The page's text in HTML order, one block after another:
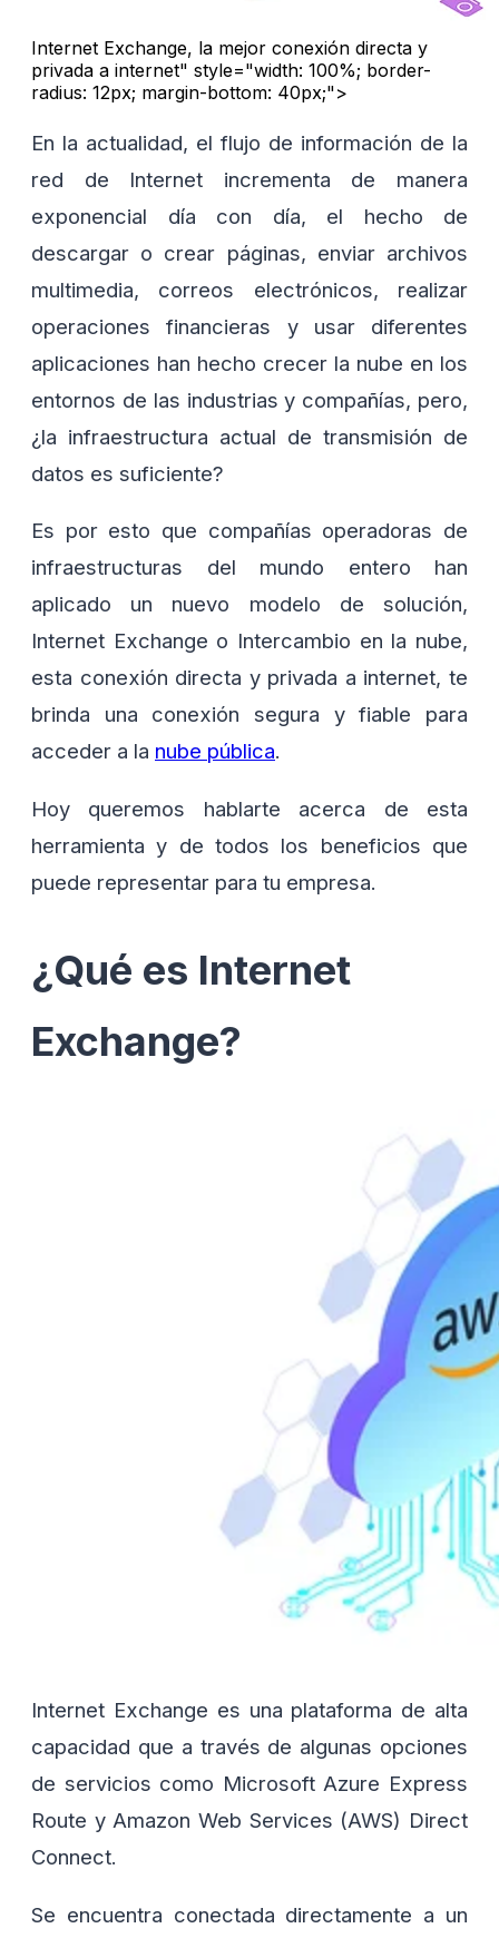
Internet Exchange, la mejor conexión directa y
privada a internet" style="width: 100%; border-
radius: 12px; margin-bottom: 40px;">
En la actualidad, el flujo de información de la
red de Internet incrementa de manera
exponencial día con día, el hecho de
descargar o crear páginas, enviar archivos
multimedia, correos electrónicos, realizar
operaciones financieras y usar diferentes
aplicaciones han hecho crecer la nube en los
entornos de las industrias y compañías, pero,
¿la infraestructura actual de transmisión de
datos es suficiente?
Es por esto que compañías operadoras de
infraestructuras del mundo entero han
aplicado un nuevo modelo de solución,
Internet Exchange o Intercambio en la nube,
esta conexión directa y privada a internet, te
brinda una conexión segura y fiable para
acceder a la nube pública.
Hoy queremos hablarte acerca de esta
herramienta y de todos los beneficios que
puede representar para tu empresa.
¿Qué es Internet
Exchange?
Internet Exchange es una plataforma de alta
capacidad que a través de algunas opciones
de servicios como Microsoft Azure Express
Route y Amazon Web Services (AWS) Direct
Connect.
Se encuentra conectada directamente a un